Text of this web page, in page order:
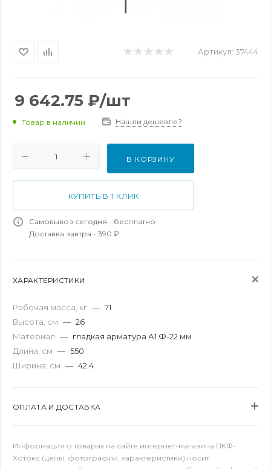
Артикул: 37444
9 642.75 ₽/шт
Товар в наличии Нашли дешевле?
В КОРЗИНУ
КУПИТЬ В 1 КЛИК
Самовывоз сегодня - бесплатно
Доставка завтра - 390 ₽
ХАРАКТЕРИСТИКИ
Рабочая масса, кг — 71
Высота, см — 26
Материал — гладкая арматура А1 Ф-22 мм
Длина, см — 550
Ширина, см — 42.4
ОПЛАТА И ДОСТАВКА
Информация о товарах на сайте интернет-магазина ПКФ-
Хотокс (цены, фотографии, характеристики) носит